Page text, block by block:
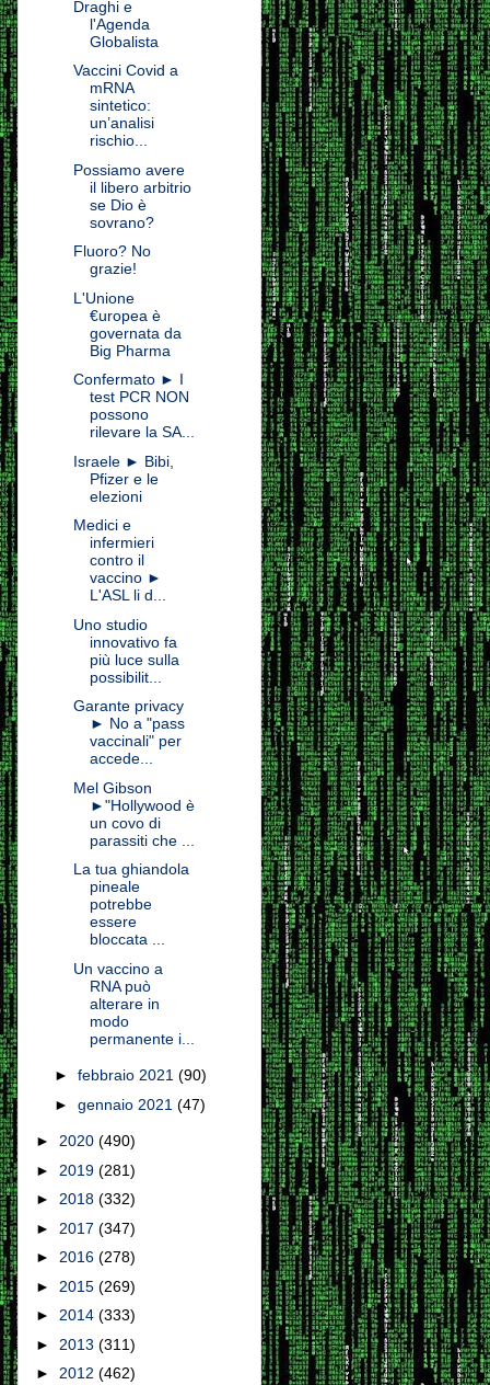
Draghi e
l'Agenda
Globalista
Vaccini Covid a
mRNA
sintetico:
un’analisi
rischio...
Possiamo avere
il libero arbitrio
se Dio è
sovrano?
Fluoro? No
grazie!
L'Unione
€uropea è
governata da
Big Pharma
Confermato ► I
test PCR NON
possono
rilevare la SA...
Israele ► Bibi,
Pfizer e le
elezioni
Medici e
infermieri
contro il
vaccino ►
L'ASL li d...
Uno studio
innovativo fa
più luce sulla
possibilit...
Garante privacy
► No a "pass
vaccinali" per
accede...
Mel Gibson
►"Hollywood è
un covo di
parassiti che ...
La tua ghiandola
pineale
potrebbe
essere
bloccata ...
Un vaccino a
RNA può
alterare in
modo
permanente i...
► febbraio 2021 (90)
► gennaio 2021 (47)
► 2020 (490)
► 2019 (281)
► 2018 (332)
► 2017 (347)
► 2016 (278)
► 2015 (269)
► 2014 (333)
► 2013 (311)
► 2012 (462)